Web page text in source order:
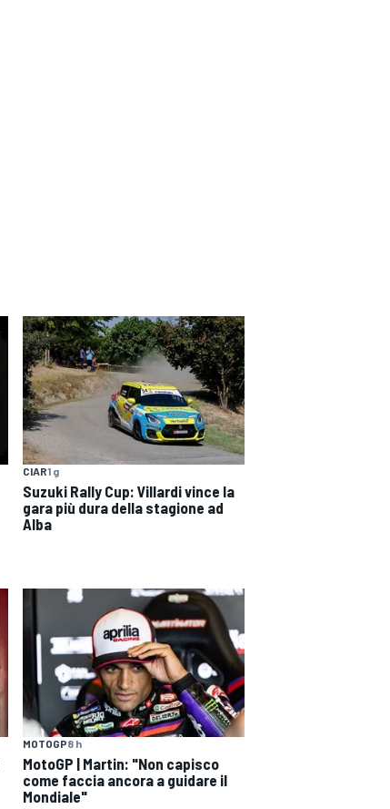
CIAR1 g
Suzuki Rally Cup: Villardi vince la
gara più dura della stagione ad
Alba
MOTOGP8 h
MotoGP | Martin: "Non capisco
come faccia ancora a guidare il
Mondiale"